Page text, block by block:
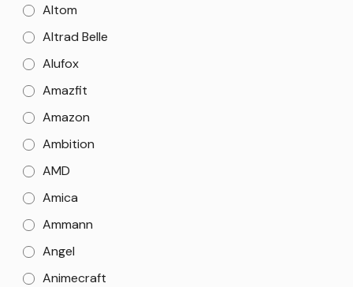
Altom
Altrad Belle
Alufox
Amazfit
Amazon
Ambition
AMD
Amica
Ammann
Angel
Animecraft